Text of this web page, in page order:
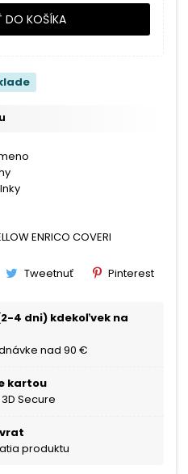
DO KOŠÍKA
ENRICO COVERI
Tweetnuť Pinterest
4 dni) kdekoľvek na
nad 90 €
kartou
Secure
produktu